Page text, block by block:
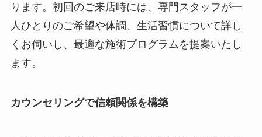
ります。初回のご来店時には、専門スタッフが一
人ひとりのご希望や体調、生活習慣について詳し
くお伺いし、最適な施術プログラムを提案いたし
ます。
カウンセリングで信頼関係を構築